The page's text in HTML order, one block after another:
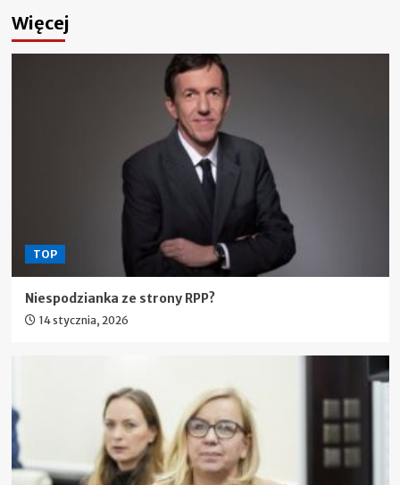
Więcej
TOP
Niespodzianka ze strony RPP?
14 stycznia, 2026